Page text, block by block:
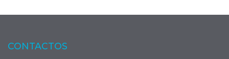
CONTACTOS